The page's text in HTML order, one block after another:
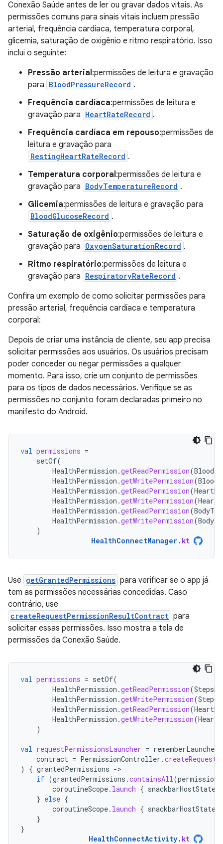
Conexão Saúde antes de ler ou gravar dados vitais. As
permissões comuns para sinais vitais incluem pressão
arterial, frequência cardíaca, temperatura corporal,
glicemia, saturação de oxigênio e ritmo respiratório. Isso
inclui o seguinte:
Pressão arterial:permissões de leitura e gravação
para BloodPressureRecord .
Frequência cardíaca:permissões de leitura e
gravação para HeartRateRecord .
Frequência cardíaca em repouso:permissões de
leitura e gravação para
RestingHeartRateRecord .
Temperatura corporal:permissões de leitura e
gravação para BodyTemperatureRecord .
Glicemia:permissões de leitura e gravação para
BloodGlucoseRecord .
Saturação de oxigênio:permissões de leitura e
gravação para OxygenSaturationRecord .
Ritmo respiratório:permissões de leitura e
gravação para RespiratoryRateRecord .
Confira um exemplo de como solicitar permissões para
pressão arterial, frequência cardíaca e temperatura
corporal:
Depois de criar uma instância de cliente, seu app precisa
solicitar permissões aos usuários. Os usuários precisam
poder conceder ou negar permissões a qualquer
momento. Para isso, crie um conjunto de permissões
para os tipos de dados necessários. Verifique se as
permissões no conjunto foram declaradas primeiro no
manifesto do Android.
val permissions =
setOf(
HealthPermission .getReadPermission(
HealthPermission .getWritePermission(
HealthPermission .getReadPermission(
HealthPermission .getWritePermission(
HealthPermission .getReadPermission(
HealthPermission .getWritePermission(
)
HealthConnectManager. kt
Use getGrantedPermissions para verificar se o app já
tem as permissões necessárias concedidas. Caso
contrário, use
createRequestPermissionResultContract para
solicitar essas permissões. Isso mostra a tela de
permissões da Conexão Saúde.
val permissions = setOf(
HealthPermission .getReadPermission(
HealthPermission .getWritePermission(
HealthPermission .getReadPermission(
HealthPermission .getWritePermission(
)
val requestPermissionsLauncher =
contract = PermissionController .
)
{ grantedPermissions -
if (grantedPermissions .containsAll(permissions
coroutineScope. launch { snackbarHostState
} else {
coroutineScope. launch { snackbarHostState
}
}
HealthConnectActivity. kt